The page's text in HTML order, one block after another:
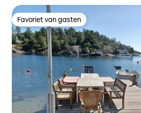
Favoriet van gasten
Favoriet van gasten